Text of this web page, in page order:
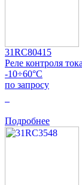
31RC80415
Реле контроля
-10÷60°C
по запросу
Подробнее